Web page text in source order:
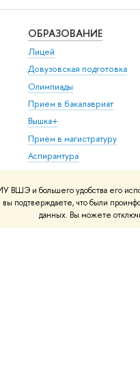
ВШЭ и большего удобства его
вы подтверждаете, что были
данных. Вы можете
ОБРАЗОВАНИЕ
Лицей
Довузовская подготовка
Олимпиады
Прием в бакалавриат
Вышка+
Прием в магистратуру
Аспирантура
Дополнительное
образование
Центр развития карьеры
Бизнес-инкубатор ВШЭ